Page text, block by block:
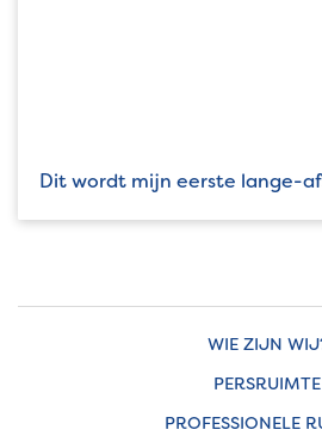
Dit wordt mijn eerste lange-